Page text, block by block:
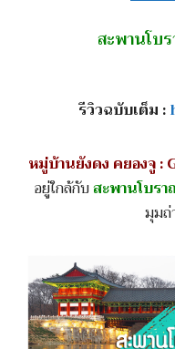
สะพานโ
รีวิวฉบับเต็ม :
หมู่บ้านยังดง คยองจู
อยู่ใกล้กับสะพานโบร
มุมถ่